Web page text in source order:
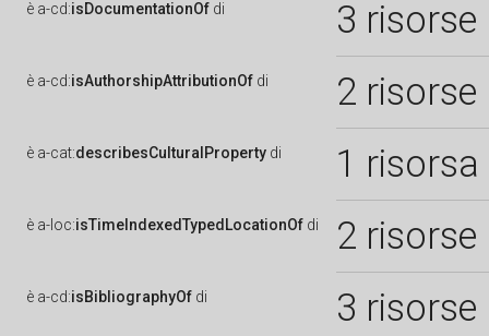
è a-cd:isDocumentationOf di 3 risorse
è a-cd:isAuthorshipAttributionOf di 2 risorse
è a-cat:describesCulturalProperty di 1 risorsa
è a-loc:isTimeIndexedTypedLocationOf di 2 risorse
è a-cd:isBibliographyOf di 3 risorse